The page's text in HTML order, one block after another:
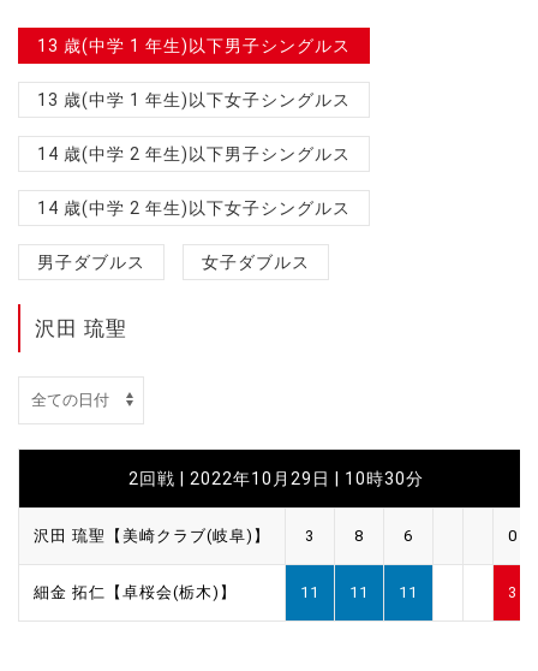
13 歳(中学 1 年生)以下男子シングルス
13 歳(中学 1 年生)以下女子シングルス
14 歳(中学 2 年生)以下男子シングルス
14 歳(中学 2 年生)以下女子シングルス
男子ダブルス 女子ダブルス
沢田 琉聖
2回戦 | 2022年10月29日 | 10時30分
沢田 琉聖【美崎クラブ(岐阜)】 3 8 6 0
細金 拓仁【卓桜会(栃木)】 11 11 11 3